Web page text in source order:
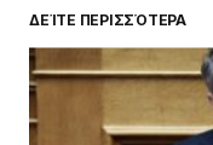
ΔΕΊΤΕ ΠΕΡΙΣΣΌΤΕΡΑ